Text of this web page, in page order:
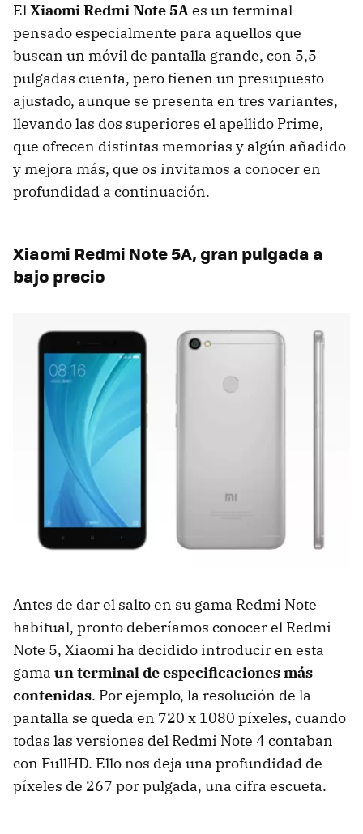
ElXiaomi Redmi Note 5Aes un terminal
pensado especialmente para aquellos que
buscan un móvil de pantalla grande, con 5,5
pulgadas cuenta, pero tienen un presupuesto
ajustado, aunque se presenta en tres variantes,
llevando las dos superiores el apellido Prime,
que ofrecen distintas memorias y algún añadido
y mejora más, que os invitamos a conocer en
profundidad a continuación.
Xiaomi Redmi Note 5A, gran pulgada a
bajo precio
Antes de dar el salto en su gama Redmi Note
habitual, pronto deberíamos conocer el Redmi
Note 5, Xiaomi ha decidido introducir en esta
gama un terminal de especificaciones más
contenidas. Por ejemplo, la resolución de la
pantalla se queda en 720 x 1080 píxeles, cuando
todas las versiones del Redmi Note 4 contaban
con FullHD. Ello nos deja una profundidad de
píxeles de 267 por pulgada, una cifra escueta.